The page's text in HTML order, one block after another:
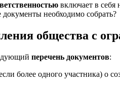
включает в себя
необходимо собрать?
общества с
перечень документов:
более одного участника) о